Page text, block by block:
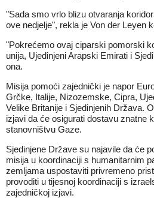
"Sada smo vrlo blizu otvaranja
ove nedjelje", rekla je Von der Leyen
"Pokrećemo ovaj ciparski pomorski
unija, Ujedinjeni Arapski Emirati i
ona.
Misija pomoći zajednički je napor
Grčke, Italije, Nizozemske, Cipra,
Velike Britanije i Sjedinjenih Država.
izjavi da će osigurati dostavu znatne
stanovništvu Gaze.
Sjedinjene Države su najavile da će
misija u koordinaciji s humanitarnim
zemljama uspostaviti privremeno
provoditi u tijesnoj koordinaciji s
zajedničkoj izjavi.